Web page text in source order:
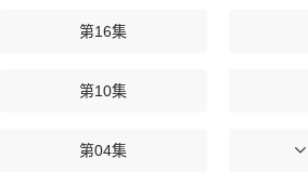
第16集
第10集
第04集